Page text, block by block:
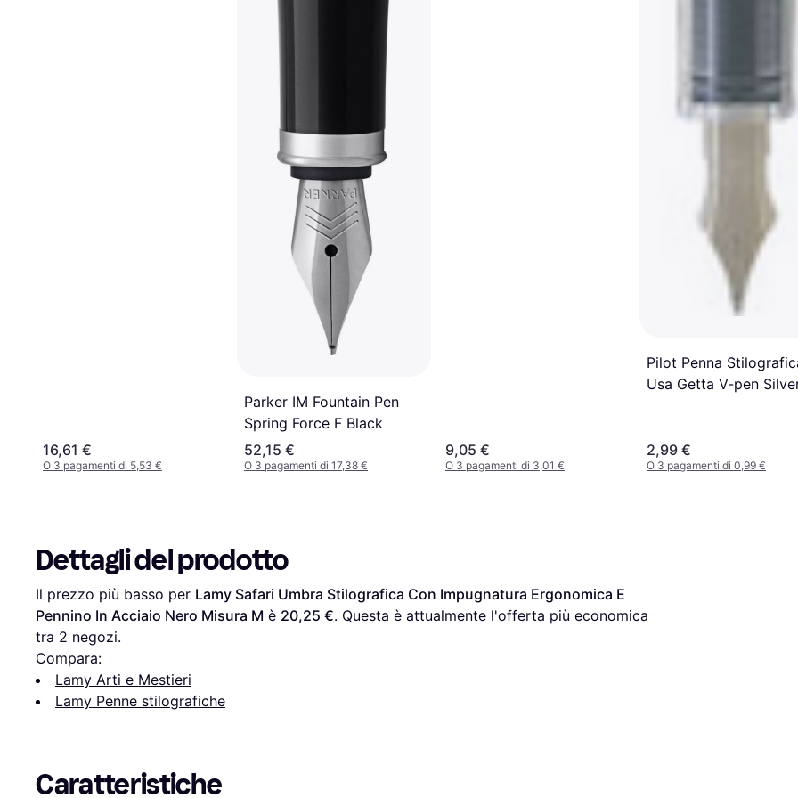
16,61 €
O 3 pagamenti di 5,53 €
Parker IM Fountain Pen
Spring Force F Black
52,15 €
O 3 pagamenti di 17,38 €
9,05 €
O 3 pagamenti di 3,01 €
Pilot Penna
Usa Getta V-pen
2,99 €
O 3 pagamenti di 0,99 €
Dettagli del prodotto
Il prezzo più basso per Lamy Safari Umbra Stilografica Con Impugnatura Ergonomica E
Pennino In Acciaio Nero Misura M è 20,25 €. Questa è attualmente l'offerta più economica
tra 2 negozi.
Compara:
Lamy Arti e Mestieri
Lamy Penne stilografiche
Caratteristiche